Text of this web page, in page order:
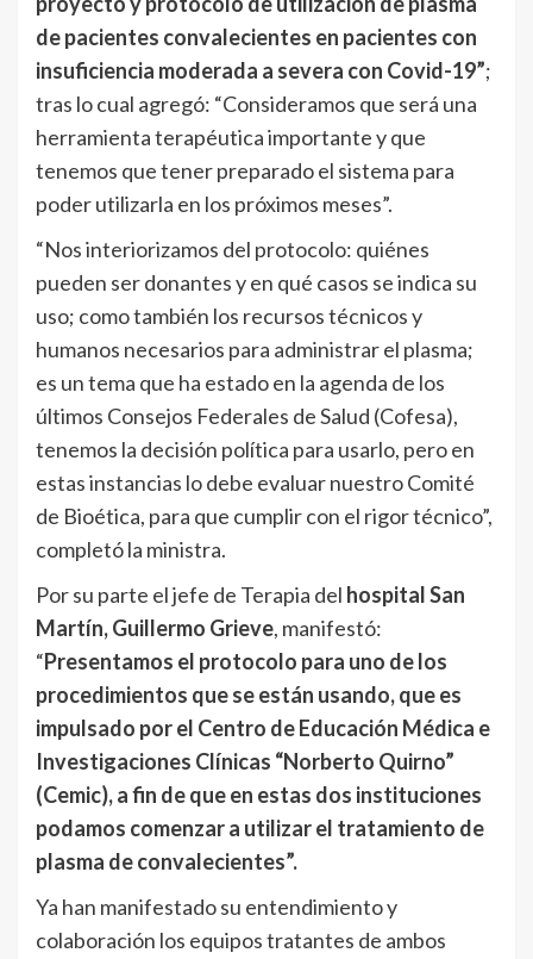
de pacientes convalecientes en pacientes con
insuficiencia moderada a severa con Covid-19”;
tras lo cual agregó: “Consideramos que será una
herramienta terapéutica importante y que
tenemos que tener preparado el sistema para
poder utilizarla en los próximos meses”.
“Nos interiorizamos del protocolo: quiénes
pueden ser donantes y en qué casos se indica su
uso; como también los recursos técnicos y
humanos necesarios para administrar el plasma;
es un tema que ha estado en la agenda de los
últimos Consejos Federales de Salud (Cofesa),
tenemos la decisión política para usarlo, pero en
estas instancias lo debe evaluar nuestro Comité
de Bioética, para que cumplir con el rigor técnico”,
completó la ministra.
Por su parte el jefe de Terapia del hospital San
Martín, Guillermo Grieve, manifestó:
“Presentamos el protocolo para uno de los
procedimientos que se están usando, que es
impulsado por el Centro de Educación Médica e
Investigaciones Clínicas “Norberto Quirno”
(Cemic), a fin de que en estas dos instituciones
podamos comenzar a utilizar el tratamiento de
plasma de convalecientes”.
Ya han manifestado su entendimiento y
colaboración los equipos tratantes de ambos